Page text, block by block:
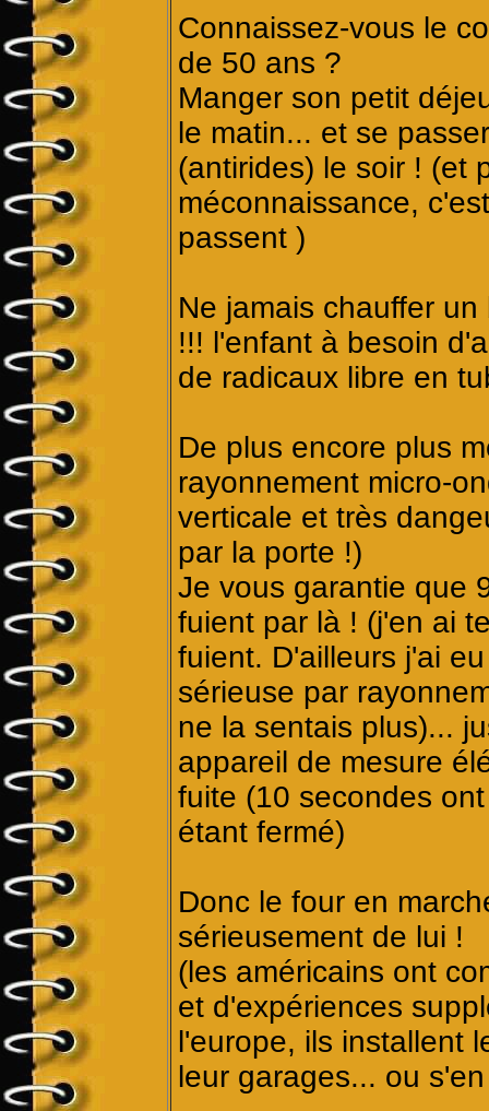
Connaissez-vous le
de 50 ans ?
Manger son petit
le matin... et se
(antirides) le soir ! (et
méconnaissance,
passent )
Ne jamais chauffer
!!! l'enfant à besoin
de radicaux libre en
De plus encore plus
rayonnement micro-
verticale et très
par la porte !)
Je vous garantie que
fuient par là ! (j'en ai
fuient. D'ailleurs j'ai
sérieuse par
ne la sentais plus)...
appareil de mesure
fuite (10 secondes
étant fermé)
Donc le four en
sérieusement de lui !
(les américains ont
et d'expériences
l'europe, ils installent
leur garages... ou